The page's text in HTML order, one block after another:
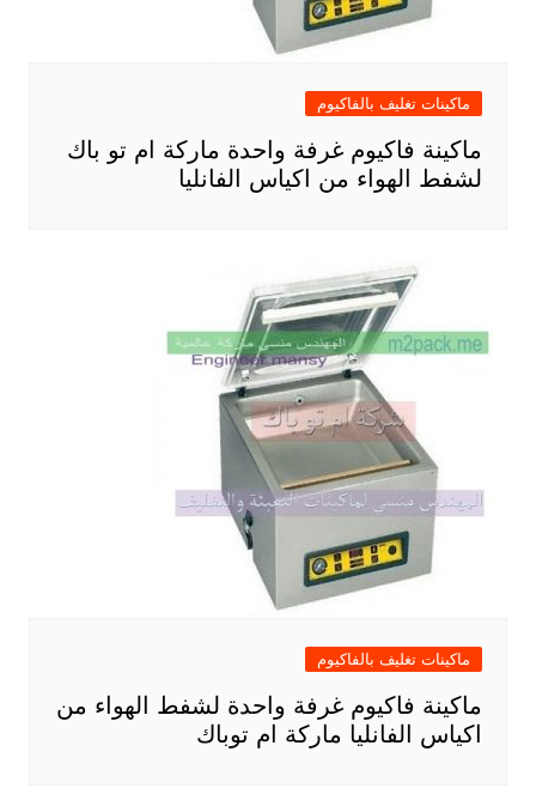
ماكينات تغليف بالفاكيوم
ماكينة فاكيوم غرفة واحدة ماركة ام تو باك
لشفط الهواء من اكياس الفانليا
ماكينات تغليف بالفاكيوم
ماكينة فاكيوم غرفة واحدة لشفط الهواء من
اكياس الفانليا ماركة ام توباك